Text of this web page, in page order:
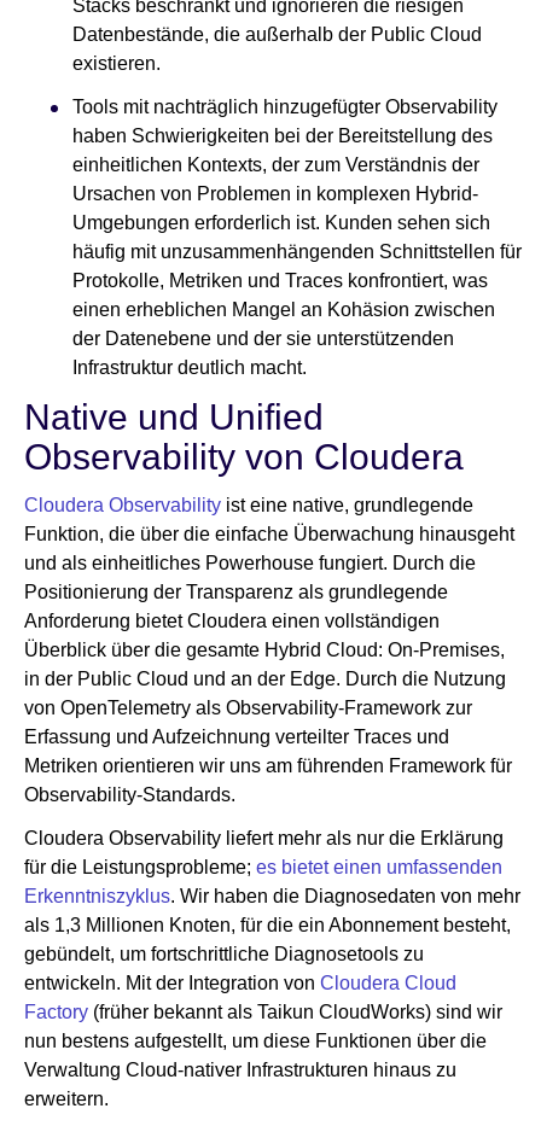
Stacks beschränkt und ignorieren die riesigen
Datenbestände, die außerhalb der Public Cloud
existieren.
Tools mit nachträglich hinzugefügter Observability
haben Schwierigkeiten bei der Bereitstellung des
einheitlichen Kontexts, der zum Verständnis der
Ursachen von Problemen in komplexen Hybrid-
Umgebungen erforderlich ist. Kunden sehen sich
häufig mit unzusammenhängenden Schnittstellen für
Protokolle, Metriken und Traces konfrontiert, was
einen erheblichen Mangel an Kohäsion zwischen
der Datenebene und der sie unterstützenden
Infrastruktur deutlich macht.
Native und Unified
Observability von Cloudera
Cloudera Observability ist eine native, grundlegende
Funktion, die über die einfache Überwachung hinausgeht
und als einheitliches Powerhouse fungiert. Durch die
Positionierung der Transparenz als grundlegende
Anforderung bietet Cloudera einen vollständigen
Überblick über die gesamte Hybrid Cloud: On-Premises,
in der Public Cloud und an der Edge. Durch die Nutzung
von OpenTelemetry als Observability-Framework zur
Erfassung und Aufzeichnung verteilter Traces und
Metriken orientieren wir uns am führenden Framework für
Observability-Standards.
Cloudera Observability liefert mehr als nur die Erklärung
für die Leistungsprobleme; es bietet einen umfassenden
Erkenntniszyklus. Wir haben die Diagnosedaten von mehr
als 1,3 Millionen Knoten, für die ein Abonnement besteht,
gebündelt, um fortschrittliche Diagnosetools zu
entwickeln. Mit der Integration von Cloudera Cloud
Factory (früher bekannt als Taikun CloudWorks) sind wir
nun bestens aufgestellt, um diese Funktionen über die
Verwaltung Cloud-nativer Infrastrukturen hinaus zu
erweitern.